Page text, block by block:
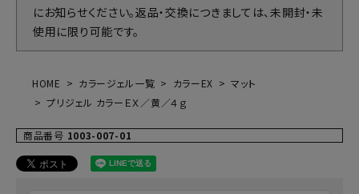
にお知らせください。返品・交換につきましては、未開封・未
使用に限り可能です。
HOME カラージェル一覧 カラーEX
マット
プリジェル カラーＥＸ／黄／４ｇ
商品番号 1003-007-01